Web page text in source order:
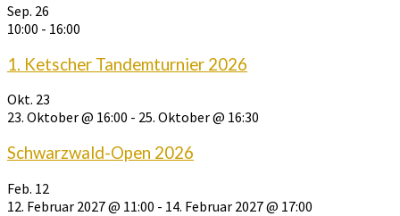
Sep. 26
10:00 - 16:00
1. Ketscher Tandemturnier 2026
Okt. 23
23. Oktober @ 16:00 - 25. Oktober @ 16:30
Schwarzwald-Open 2026
Feb. 12
12. Februar 2027 @ 11:00 - 14. Februar 2027 @ 17:00